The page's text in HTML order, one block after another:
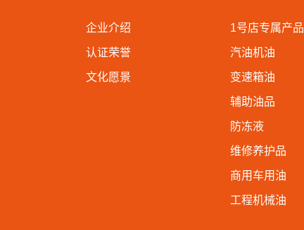
企业介绍
认证荣誉
文化愿景
1号店专属产品
汽油机油
变速箱油
辅助油品
防冻液
维修养护品
商用车用油
工程机械油